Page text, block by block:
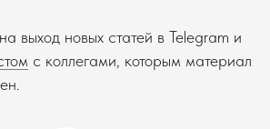
на выход новых статей в Telegram и
с коллегами, которым материал